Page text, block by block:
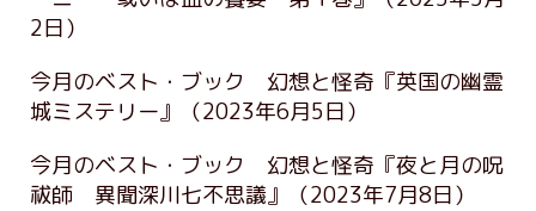
2日）
今月のベスト・ブック 幻想と怪奇『英国の幽霊
城ミステリー』
（2023年6月5日）
今月のベスト・ブック 幻想と怪奇『夜と月の呪
祓師 異聞深川七不思議』
（2023年7月8日）